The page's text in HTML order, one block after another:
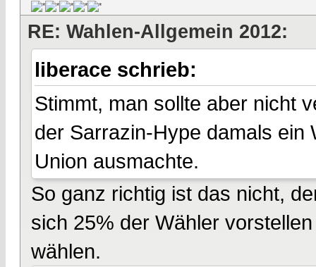
RE: Wahlen-Allgemein 2012:
liberace schrieb:
Stimmt, man sollte aber nicht
der Sarrazin-Hype damals ein
Union ausmachte.
So ganz richtig ist das nicht,
sich 25% der Wähler
wählen.